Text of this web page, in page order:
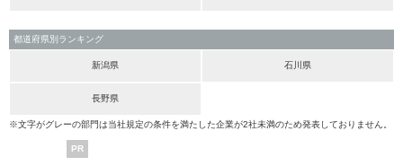
都道府県別ランキング
新潟県 石川県
長野県
※文字がグレーの部門は当社規定の条件を満たした企業が2社未満のため発表しておりません。
PR